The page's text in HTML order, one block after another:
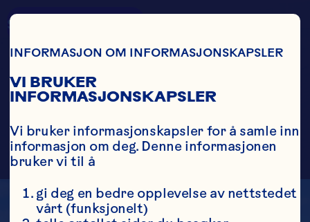
Skip To Main Content
MUBARAK
FAMILIEN
INFORMASJON OM INFORMASJONSKAPSLER
VI BRUKER
INFORMASJONSKAPSLER
Vi bruker informasjonskapsler for å samle inn
informasjon om deg. Denne informasjonen
bruker vi til å
gi deg en bedre opplevelse av nettstedet
vårt (funksjonelt)